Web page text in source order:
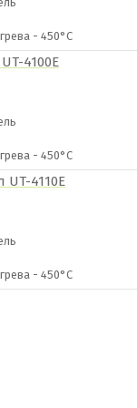
- 450°С
4100E
- 450°С
UT-4110E
- 450°С